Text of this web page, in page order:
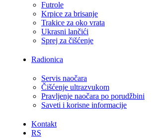
Futrole
Krpice za brisanje
Trakice za oko vrata
Ukrasni lančići
Sprej za čišćenje
Radionica
Servis naočara
Čišćenje ultrazvukom
Pravljenje naočara po porudžbini
Saveti i korisne informacije
Kontakt
RS